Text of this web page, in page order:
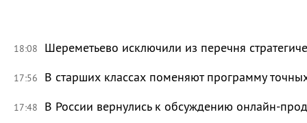
18:08 Шереметьево исключили из перечня
17:56 В старших классах поменяют программу
17:48 В России вернулись к обсуждению онлайн-